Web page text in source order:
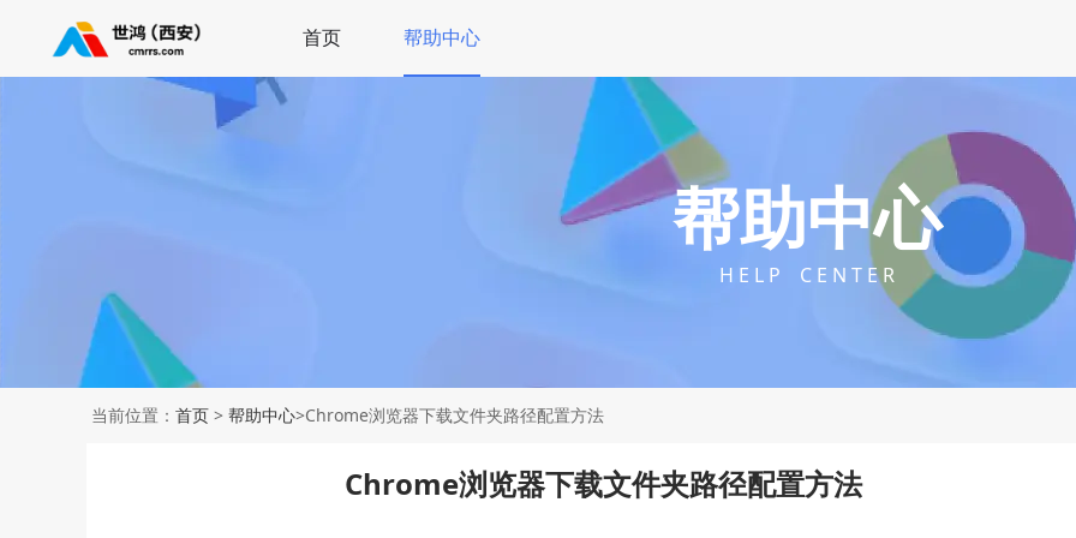
首页 帮助中心
帮助中心
H E L P C E N T E R
当前位置： 首页 > 帮助中心>Chrome浏览器下载文件夹路径配置方法
Chrome浏览器下载文件夹路径配置方法